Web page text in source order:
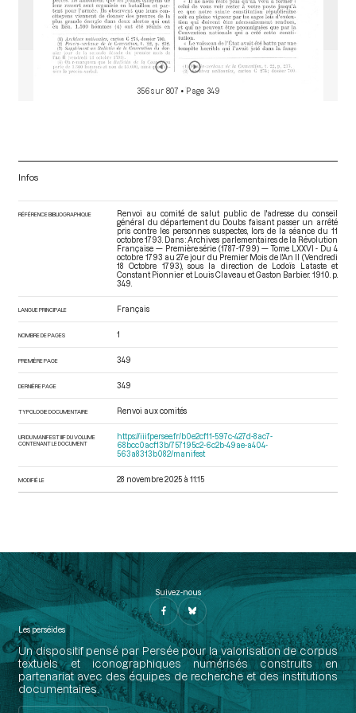
356 sur 807 • Page 349
Infos
RÉFÉRENCE BIBLIOGRAPHIQUE
Renvoi au comité de salut public de l'adresse du conseil
général du département du Doubs faisant passer un arrêté
pris contre les personnes suspectes, lors de la séance du 11
octobre 1793. Dans : Archives parlementaires de la Révolution
Française — Première série (1787-1799) — Tome LXXVI - Du 4
octobre 1793 au 27e jour du Premier Mois de l'An II (Vendredi
18 Octobre 1793), sous la direction de Lodoïs Lataste et
Constant Pionnier et Louis Claveau et Gaston Barbier. 1910. p.
349.
LANGUE PRINCIPALE Français
NOMBRE DE PAGES 1
PREMIÈRE PAGE 349
DERNIÈRE PAGE 349
TYPOLOGIE DOCUMENTAIRE Renvoi aux comités
URI DU MANIFEST IIIF DU VOLUME
CONTENANT LE DOCUMENT
https://iiif.persee.fr/b0e2cf11-597c-427d-8ac7-
68bcc0acf13b/757195c2-6c2b-49ae-a404-
563a8313b082/manifest
MODIFIÉ LE 28 novembre 2025 à 11:15
Suivez-nous
Les perséides
Un dispositif pensé par Persée pour la valorisation de corpus
textuels et iconographiques numérisés construits en
partenariat avec des équipes de recherche et des institutions
documentaires.